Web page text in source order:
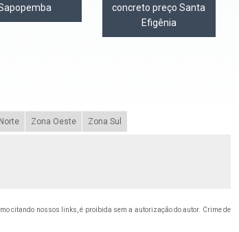
concreto preço Santa
Efigênia
Zona Oeste Zona Sul
citando nossos links, é proibida sem a autorização do autor. Crime de